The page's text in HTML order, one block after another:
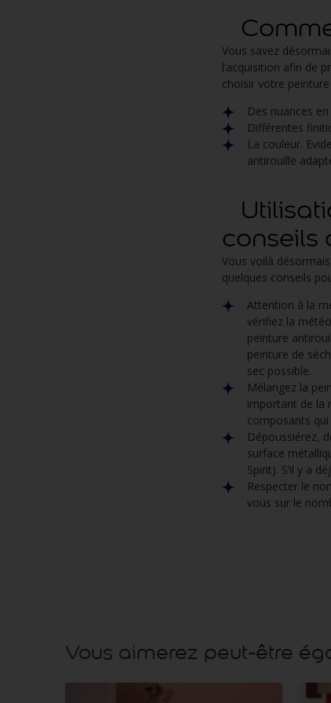
Vous savez
l’acquisition afin de
choisir votre
Des nuances
Différentes
La couleur.
antirouille
conseils
Vous voilà
quelques conseils
Attention à la
vérifiez la
peinture
peinture de
sec possible.
Mélangez la
important de la
composants
Dépoussiérez,
surface
Spirit). S’il y a
Respecter le
vous sur le
Vous aimerez peut-être